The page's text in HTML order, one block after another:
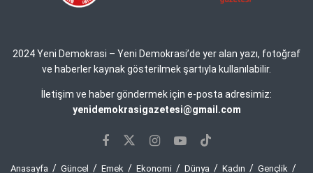
2024 Yeni Demokrasi – Yeni Demokrasi’de yer alan yazı, fotoğraf
ve haberler kaynak gösterilmek şartıyla kullanılabilir.
İletişim ve haber göndermek için e-posta adresimiz:
yenidemokrasigazetesi@gmail.com
Anasayfa Güncel Emek Ekonomi Dünya Kadın Gençlik